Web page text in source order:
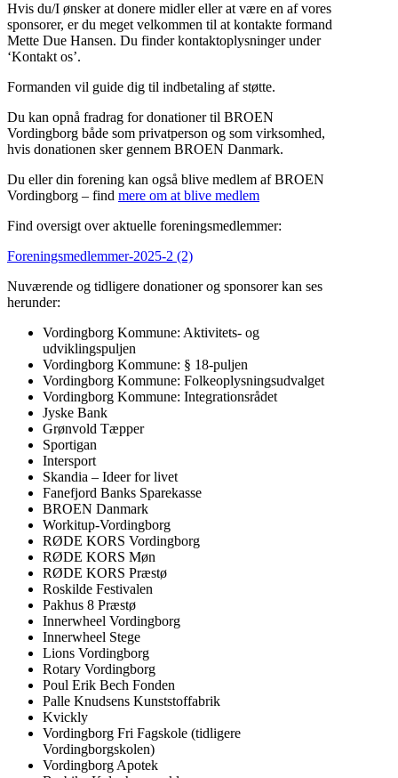
Hvis du/I ønsker at donere midler eller at være en af vores
sponsorer, er du meget velkommen til at kontakte formand
Mette Due Hansen. Du finder kontaktoplysninger under
‘Kontakt os’.
Formanden vil guide dig til indbetaling af støtte.
Du kan opnå fradrag for donationer til BROEN
Vordingborg både som privatperson og som virksomhed,
hvis donationen sker gennem BROEN Danmark.
Du eller din forening kan også blive medlem af BROEN
Vordingborg – find mere om at blive medlem
Find oversigt over aktuelle foreningsmedlemmer:
Foreningsmedlemmer-2025-2 (2)
Nuværende og tidligere donationer og sponsorer kan ses
herunder:
Vordingborg Kommune: Aktivitets- og
udviklingspuljen
Vordingborg Kommune: § 18-puljen
Vordingborg Kommune: Folkeoplysningsudvalget
Vordingborg Kommune: Integrationsrådet
Jyske Bank
Grønvold Tæpper
Sportigan
Intersport
Skandia – Ideer for livet
Fanefjord Banks Sparekasse
BROEN Danmark
Workitup-Vordingborg
RØDE KORS Vordingborg
RØDE KORS Møn
RØDE KORS Præstø
Roskilde Festivalen
Pakhus 8 Præstø
Innerwheel Vordingborg
Innerwheel Stege
Lions Vordingborg
Rotary Vordingborg
Poul Erik Bech Fonden
Palle Knudsens Kunststoffabrik
Kvickly
Vordingborg Fri Fagskole (tidligere
Vordingborgskolen)
Vordingborg Apotek